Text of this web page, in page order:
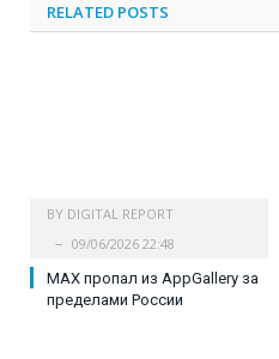
RELATED POSTS
BY DIGITAL REPORT
09/06/2026 22:48
MAX пропал из AppGallery за
пределами России